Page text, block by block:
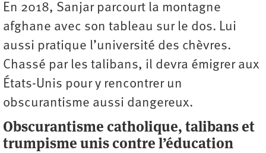
En 2018, Sanjar parcourt la montagne
afghane avec son tableau sur le dos. Lui
aussi pratique l’université des chèvres.
Chassé par les talibans, il devra émigrer aux
États-Unis pour y rencontrer un
obscurantisme aussi dangereux.
Obscurantisme catholique, talibans et
trumpisme unis contre l’éducation